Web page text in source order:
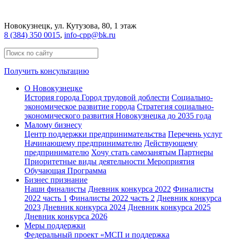
Новокузнецк, ул. Кутузова, 80, 1 этаж
8 (384) 350 0015, info-cpp@bk.ru
Получить консультацию
О Новокузнецке
История города Город трудовой доблести Социально-
экономическое развитие города Стратегия социально-
экономического развития Новокузнецка до 2035 года
Малому бизнесу
Центр поддержки предпринимательства Перечень услуг
Начинающему предпринимателю Действующему
предпринимателю Хочу стать самозанятым Партнеры
Приоритетные виды деятельности Мероприятия
Обучающая Программа
Бизнес признание
Наши финалисты Дневник конкурса 2022 Финалисты
2022 часть 1 Финалисты 2022 часть 2 Дневник конкурса
2023 Дневник конкурса 2024 Дневник конкурса 2025
Дневник конкурса 2026
Меры поддержки
Федеральный проект «МСП и поддержка